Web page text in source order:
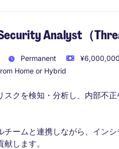
Analyst（
Permanent
Home or Hybrid
スクを検知・分析し、内部不
チームと連携しながら、イン
献します。